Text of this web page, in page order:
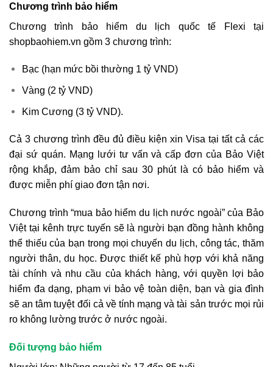
Chương trình bảo hiểm
Chương trình bảo hiểm du lịch quốc tế Flexi tại
shopbaohiem.vn gồm 3 chương trình:
Bạc (hạn mức bồi thường 1 tỷ VND)
Vàng (2 tỷ VND)
Kim Cương (3 tỷ VND).
Cả 3 chương trình đều đủ điều kiện xin Visa tại tất cả các
đại sứ quán. Mạng lưới tư vấn và cấp đơn của Bảo Việt
rộng khắp, đảm bảo chỉ sau 30 phút là có bảo hiểm và
được miễn phí giao đơn tận nơi.
Chương trình “mua bảo hiểm du lịch nước ngoài” của Bảo
Việt tại kênh trực tuyến sẽ là người bạn đồng hành không
thể thiếu của bạn trong mọi chuyến du lịch, công tác, thăm
người thân, du học. Được thiết kế phù hợp với khả năng
tài chính và nhu cầu của khách hàng, với quyền lợi bảo
hiểm đa dạng, phạm vi bảo vệ toàn diện, bạn và gia đình
sẽ an tâm tuyệt đối cả về tính mạng và tài sản trước mọi rủi
ro không lường trước ở nước ngoài.
Đối tượng bảo hiểm